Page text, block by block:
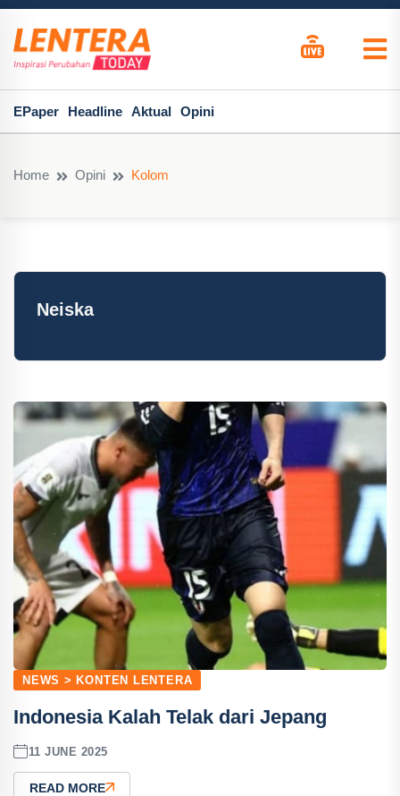
EPaper Headline Aktual Opini
Home Opini Kolom
Neiska
NEWS > KONTEN LENTERA
Indonesia Kalah Telak dari Jepang
11 JUNE 2025
READ MORE